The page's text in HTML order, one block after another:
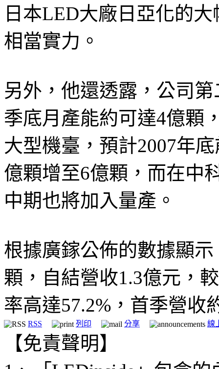
日本LED大廠日亞化的
相當實力。
另外，他還透露，公司
季底月產能約可達4億顆
大型機臺，預計2007年
億顆增至6億顆，而在中
中期也將加入量產。
根據廣鎵公佈的數據顯
顆，自結營收1.3億元，
率高達57.2%，首季營收
RSS 列印 分享 線
【免責聲明】